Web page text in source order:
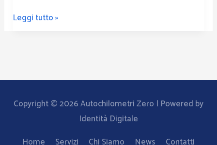
Leggi tutto »
Copyright © 2026Autochilometri Zero | Powered by
Identità Digitale
Home
Servizi Chi Siamo News Contatti